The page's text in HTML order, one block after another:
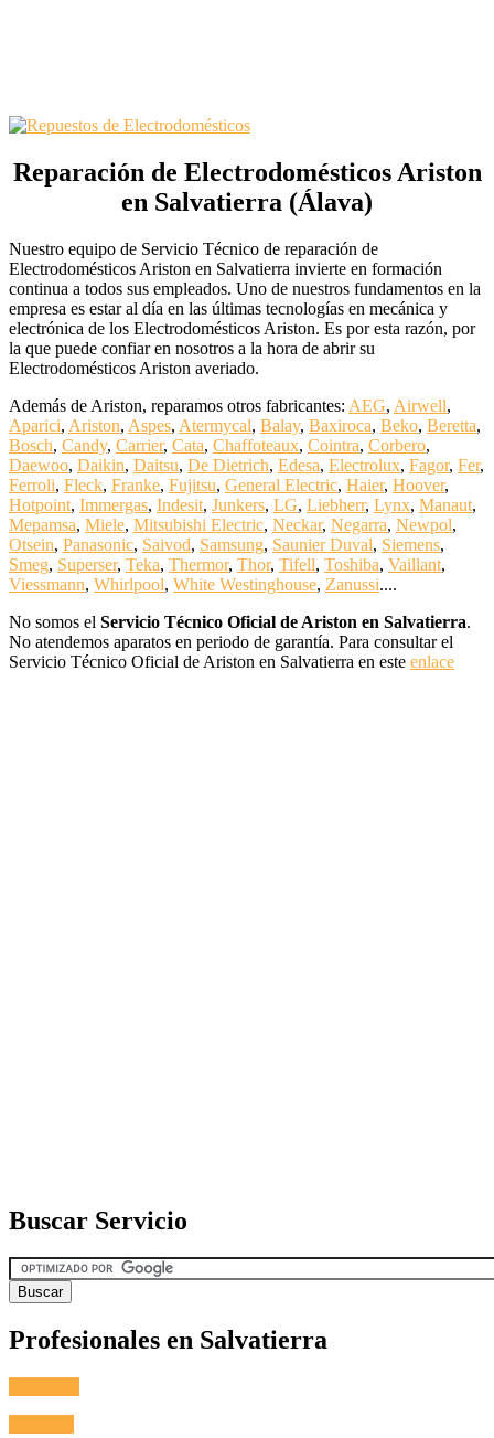
Reparación de Electrodomésticos Ariston
en Salvatierra (Álava)
Nuestro equipo de Servicio Técnico de reparación de
Electrodomésticos Ariston en Salvatierra invierte en formación
continua a todos sus empleados. Uno de nuestros fundamentos en la
empresa es estar al día en las últimas tecnologías en mecánica y
electrónica de los Electrodomésticos Ariston. Es por esta razón, por
la que puede confiar en nosotros a la hora de abrir su
Electrodomésticos Ariston averiado.
Además de Ariston, reparamos otros fabricantes: AEG, Airwell,
Aparici, Ariston, Aspes, Atermycal, Balay, Baxiroca, Beko, Beretta,
Bosch, Candy, Carrier, Cata, Chaffoteaux, Cointra, Corbero,
Daewoo, Daikin, Daitsu, De Dietrich, Edesa, Electrolux, Fagor, Fer,
Ferroli, Fleck, Franke, Fujitsu, General Electric, Haier, Hoover,
Hotpoint, Immergas, Indesit, Junkers, LG, Liebherr, Lynx, Manaut,
Mepamsa, Miele, Mitsubishi Electric, Neckar, Negarra, Newpol,
Otsein, Panasonic, Saivod, Samsung, Saunier Duval, Siemens,
Smeg, Superser, Teka, Thermor, Thor, Tifell, Toshiba, Vaillant,
Viessmann, Whirlpool, White Westinghouse, Zanussi....
No somos el Servicio Técnico Oficial de Ariston en Salvatierra.
No atendemos aparatos en periodo de garantía. Para consultar el
Servicio Técnico Oficial de Ariston en Salvatierra en este enlace
Buscar Servicio
Profesionales en Salvatierra